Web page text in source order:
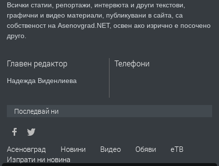
преди 2 години
ПРЕДЛАГА
Давам индивидуалани уроци по
ремонт на покриви
ПРЕДЛАГА Висококачествени Целофанови
Всички статии, репортажи, интервюта и други текстови,
графични и видео материали, публикувани в сайта, са
собственост на Asenovgrad.NET, освен ако изрично е посочено
друго.
Главен редактор
Надежда Виденлиева
Телефони
Последвай ни
Асеновград Новини Видео Обяви
еТВ
Изпрати ни новина